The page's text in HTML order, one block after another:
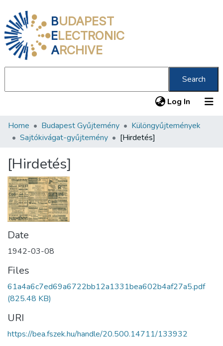
BUDAPEST
ELECTRONIC
ARCHIVE
Search
Log In (current)
Communities & Collections
Statistics
About us
Home Budapest Gyűjtemény
Különgyűjtemények
Sajtókivágat-gyűjtemény
[Hirdetés]
[Hirdetés]
Date
1942-03-08
Files
61a4a6c7ed69a6722bb12a1331bea602b4af27a5.pdf
(825.48 KB)
URI
https://bea.fszek.hu/handle/20.500.14711/133932